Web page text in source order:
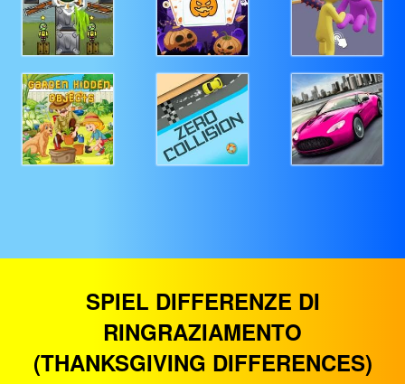
SPIEL DIFFERENZE DI
RINGRAZIAMENTO
(THANKSGIVING DIFFERENCES)